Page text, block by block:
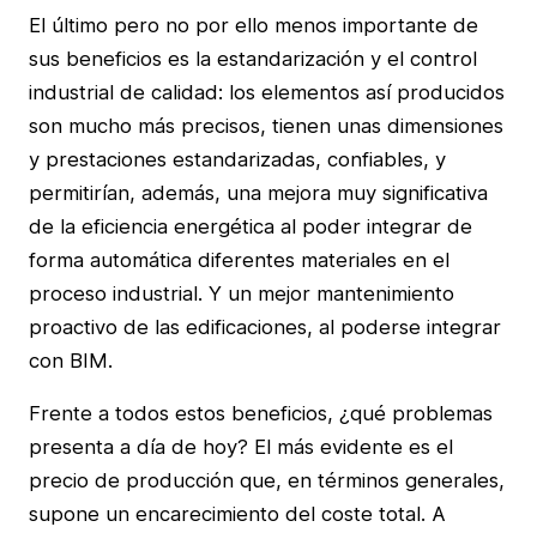
El último pero no por ello menos importante de
sus beneficios es la estandarización y el control
industrial de calidad: los elementos así producidos
son mucho más precisos, tienen unas dimensiones
y prestaciones estandarizadas, confiables, y
permitirían, además, una mejora muy significativa
de la eficiencia energética al poder integrar de
forma automática diferentes materiales en el
proceso industrial. Y un mejor mantenimiento
proactivo de las edificaciones, al poderse integrar
con BIM.
Frente a todos estos beneficios, ¿qué problemas
presenta a día de hoy? El más evidente es el
precio de producción que, en términos generales,
supone un encarecimiento del coste total. A